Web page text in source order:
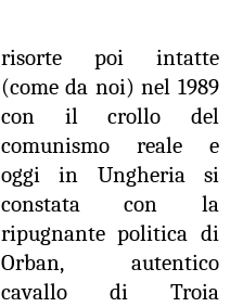
risorte poi intatte
(come da noi) nel 1989
con il crollo del
comunismo reale e
oggi in Ungheria si
constata con la
ripugnante politica di
Orban, autentico
cavallo di Troia